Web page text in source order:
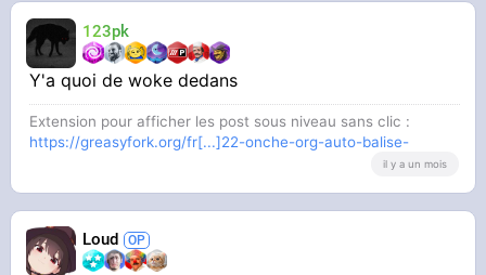
123pk
Y'a quoi de woke dedans
Extension pour afficher les post sous niveau sans clic :
https://greasyfork.org/fr[...]22-onche-org-auto-balise-
il y a un mois
Loud